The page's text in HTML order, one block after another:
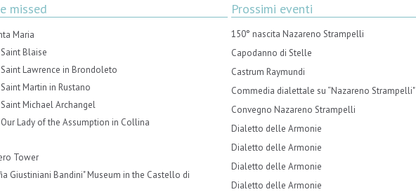
missed
Maria
Blaise
Lawrence in Brondoleto
Martin in Rustano
Michael Archangel
Lady of the Assumption in Collina
Tower
Giustiniani Bandini" Museum in the Castello di
Prossimi eventi
150° nascita Nazareno Strampelli
Capodanno di Stelle
Castrum Raymundi
Commedia dialettale su “Nazareno Strampelli"
Convegno Nazareno Strampelli
Dialetto delle Armonie
Dialetto delle Armonie
Dialetto delle Armonie
Dialetto delle Armonie